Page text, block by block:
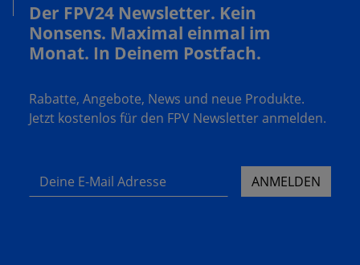
Der FPV24 Newsletter. Kein
Nonsens. Maximal einmal im
Monat. In Deinem Postfach.
Rabatte, Angebote, News und neue Produkte.
Jetzt kostenlos für den FPV Newsletter anmelden.
Deine E-Mail Adresse ANMELDEN